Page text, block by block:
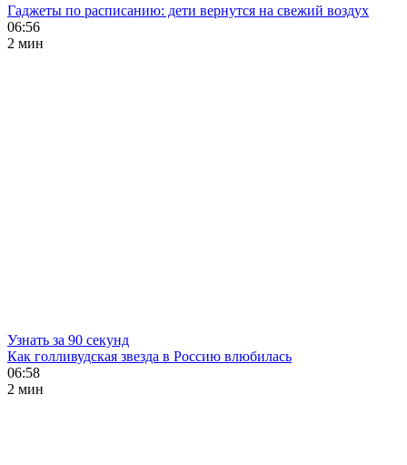
Гаджеты по расписанию: дети вернутся на свежий воздух
06:56
2 мин
Узнать за 90 секунд
Как голливудская звезда в Россию влюбилась
06:58
2 мин